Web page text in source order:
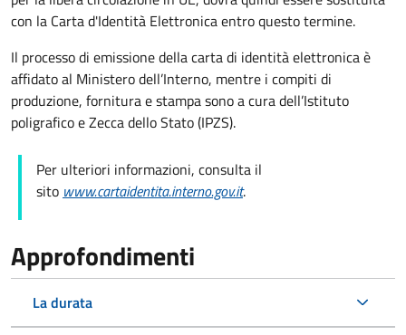
con la Carta d'Identità Elettronica entro questo termine.
Il processo di emissione della carta di identità elettronica è
affidato al Ministero dell’Interno, mentre i compiti di
produzione, fornitura e stampa sono a cura dell’Istituto
poligrafico e Zecca dello Stato (IPZS).
Per ulteriori informazioni, consulta il
sito www.cartaidentita.interno.gov.it.
Approfondimenti
La durata